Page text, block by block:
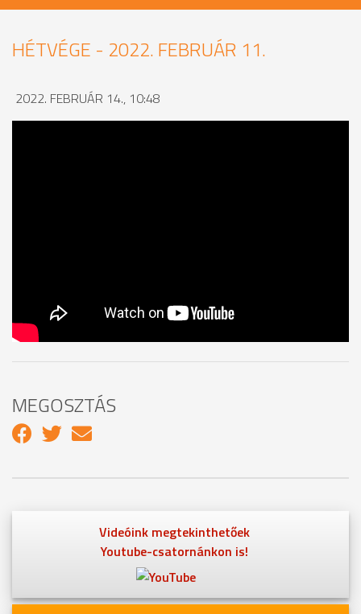
HÉTVÉGE - 2022. FEBRUÁR 11.
2022. FEBRUÁR 14., 10:48
MEGOSZTÁS
Videóink megtekinthetőek
Youtube-csatornánkon is!